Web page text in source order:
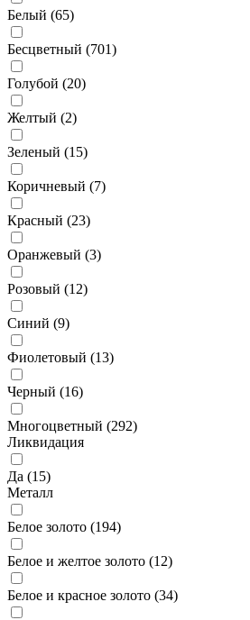
Белый (65)
Бесцветный (701)
Голубой (20)
Желтый (2)
Зеленый (15)
Коричневый (7)
Красный (23)
Оранжевый (3)
Розовый (12)
Синий (9)
Фиолетовый (13)
Черный (16)
Многоцветный (292)
Ликвидация
Да (15)
Металл
Белое золото (194)
Белое и желтое золото (12)
Белое и красное золото (34)